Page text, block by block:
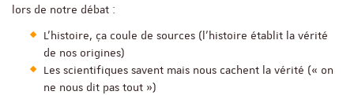
lors de notre débat :
L’histoire, ça coule de sources (l’histoire établit la vérité
de nos origines)
Les scientifiques savent mais nous cachent la vérité (« on
ne nous dit pas tout »)